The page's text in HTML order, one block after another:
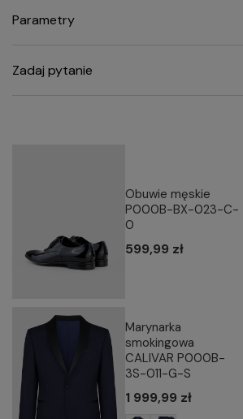
Parametry
Zadaj pytanie
Obuwie męskie
P000B-BX-023-C-
0
599,99 zł
Marynarka
smokingowa
CALIVAR P000B-
3S-011-G-S
1 999,99 zł